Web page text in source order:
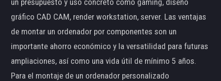
gráfico CAD CAM, render workstation, server. Las ventajas
de montar un ordenador por componentes son un
importante ahorro económico y la versatilidad para futuras
ampliaciones, así como una vida útil de mínimo 5 años.
Para el montaje de un ordenador personalizado